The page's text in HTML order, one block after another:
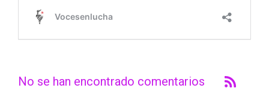
No se han encontrado comentarios